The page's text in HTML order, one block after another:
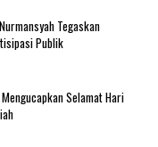
Tegaskan
Publik
Selamat Hari